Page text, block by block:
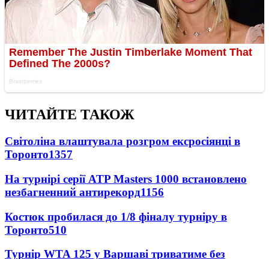
ЧИТАЙТЕ ТАКОЖ
Світоліна влаштувала розгром ексросіянці в
Торонто1357
На турнірі серії ATP Masters 1000 встановлено
незбагненний антирекорд1156
Костюк пробилася до 1/8 фіналу турніру в
Торонто510
Турнір WTA 125 у Варшаві триватиме без